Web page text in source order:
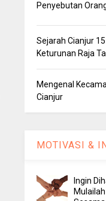
Penyebutan
Sejarah Cianjur
Keturunan Raja
Mengenal
Cianjur
MOTIVASI &
Ingin